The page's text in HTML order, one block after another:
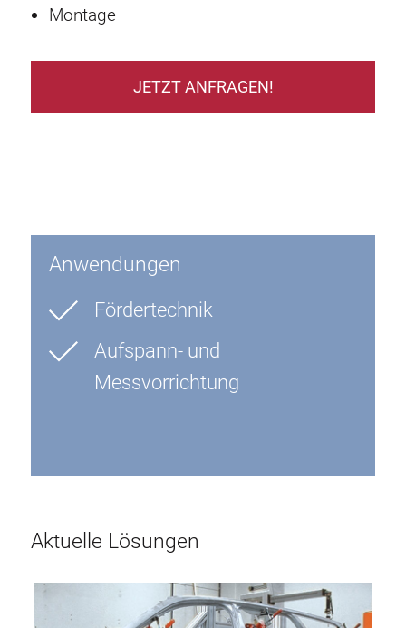
Montage
JETZT ANFRAGEN!
Anwendungen
Fördertechnik
Aufspann- und
Messvorrichtung
Aktuelle Lösungen